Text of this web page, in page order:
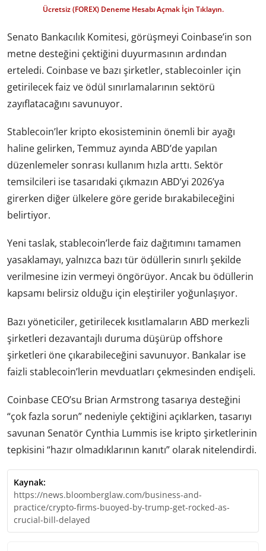
Ücretsiz (FOREX) Deneme Hesabı Açmak İçin Tıklayın.
Senato Bankacılık Komitesi, görüşmeyi Coinbase’in son
metne desteğini çektiğini duyurmasının ardından
erteledi. Coinbase ve bazı şirketler, stablecoinler için
getirilecek faiz ve ödül sınırlamalarının sektörü
zayıflatacağını savunuyor.
Stablecoin’ler kripto ekosisteminin önemli bir ayağı
haline gelirken, Temmuz ayında ABD’de yapılan
düzenlemeler sonrası kullanım hızla arttı. Sektör
temsilcileri ise tasarıdaki çıkmazın ABD’yi 2026’ya
girerken diğer ülkelere göre geride bırakabileceğini
belirtiyor.
Yeni taslak, stablecoin’lerde faiz dağıtımını tamamen
yasaklamayı, yalnızca bazı tür ödüllerin sınırlı şekilde
verilmesine izin vermeyi öngörüyor. Ancak bu ödüllerin
kapsamı belirsiz olduğu için eleştiriler yoğunlaşıyor.
Bazı yöneticiler, getirilecek kısıtlamaların ABD merkezli
şirketleri dezavantajlı duruma düşürüp offshore
şirketleri öne çıkarabileceğini savunuyor. Bankalar ise
faizli stablecoin’lerin mevduatları çekmesinden endişeli.
Coinbase CEO’su Brian Armstrong tasarıya desteğini
“çok fazla sorun” nedeniyle çektiğini açıklarken, tasarıyı
savunan Senatör Cynthia Lummis ise kripto şirketlerinin
tepkisini “hazır olmadıklarının kanıtı” olarak nitelendirdi.
Kaynak:
https://news.bloomberglaw.com/business-and-
practice/crypto-firms-buoyed-by-trump-get-rocked-as-
crucial-bill-delayed